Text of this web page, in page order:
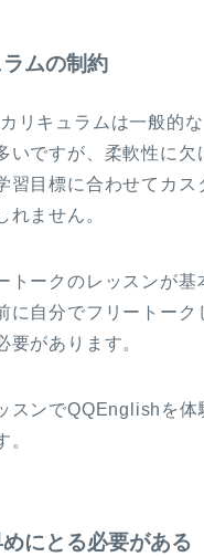
ムの制約
リキュラムは一般的
いですが、柔軟性に欠
習目標に合わせてカス
れません。
トークのレッスンが基
に自分でフリートーク
要があります。
スンでQQEnglishを体
。
にとる必要がある